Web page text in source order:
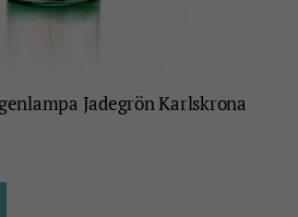
Jadegrön Karlskrona